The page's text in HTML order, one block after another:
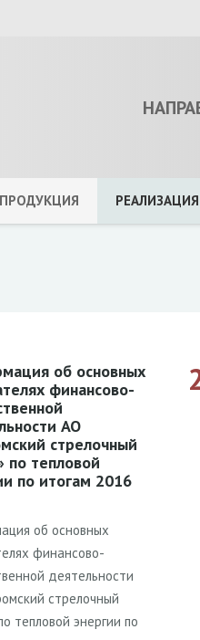
ПРОДУКЦИЯ РЕАЛИЗАЦИЯ
финансово-
АО
стрелочный
по тепловой
по итогам 2016
об основных
финансово-
деятельности
стрелочный
тепловой энергии по